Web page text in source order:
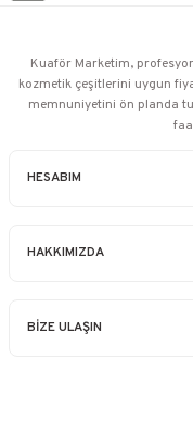
HESABIM
HAKKIMIZDA
BİZE ULAŞIN
Kuaför Marketim,
kozmetik çeşitlerini uygun
memnuniyetini ön planda